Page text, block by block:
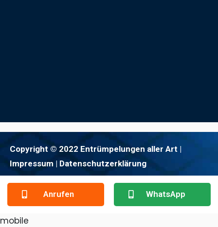
Copyright © 2022 Entrümpelungen aller Art |
Impressum | Datenschutzerklärung
Anrufen WhatsApp